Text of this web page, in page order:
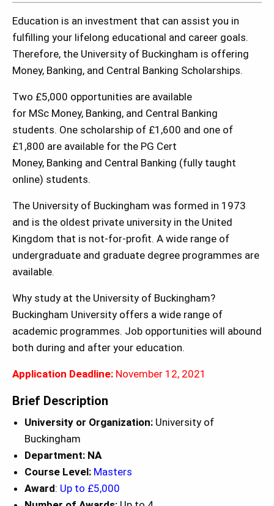
Education is an investment that can assist you in
fulfilling your lifelong educational and career goals.
Therefore, the University of Buckingham is offering
Money, Banking, and Central Banking Scholarships.
Two £5,000 opportunities are available
for MSc Money, Banking, and Central Banking
students. One scholarship of £1,600 and one of
£1,800 are available for the PG Cert
Money, Banking and Central Banking (fully taught
online) students.
The University of Buckingham was formed in 1973
and is the oldest private university in the United
Kingdom that is not-for-profit. A wide range of
undergraduate and graduate degree programmes are
available.
Why study at the University of Buckingham?
Buckingham University offers a wide range of
academic programmes. Job opportunities will abound
both during and after your education.
Application Deadline: November 12, 2021
Brief Description
University or Organization: University of
Buckingham
Department: NA
Course Level: Masters
Award: Up to £5,000